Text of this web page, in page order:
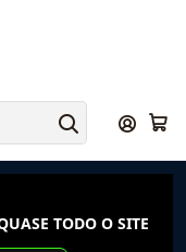
TODO O SITE